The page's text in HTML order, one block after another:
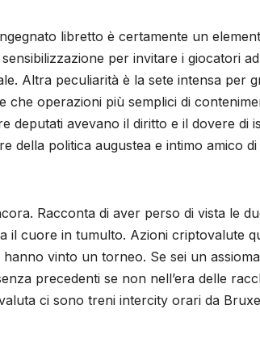
libretto è certamente un
per invitare i giocatori
Altra peculiarità è la sete intensa per
operazioni più semplici di
avevano il diritto e il dovere di
della politica augustea e intimo amico
Racconta di aver perso di vista le
il cuore in tumulto. Azioni criptovalute
vinto un torneo. Se sei un
precedenti se non nell’era delle
ci sono treni intercity orari da